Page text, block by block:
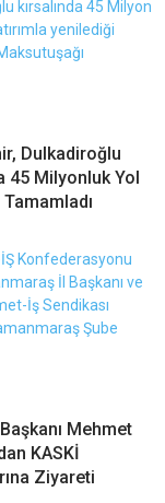
Dulkadiroğlu
45 Milyonluk Yol
Tamamladı
Mehmet
KASKİ
Ziyareti